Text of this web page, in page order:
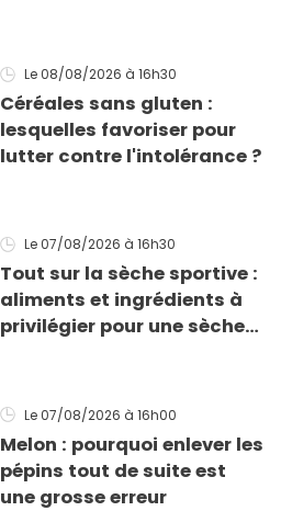
Le 08/08/2026 à 16h30
Céréales sans gluten :
lesquelles favoriser pour
lutter contre l'intolérance ?
Le 07/08/2026 à 16h30
Tout sur la sèche sportive :
aliments et ingrédients à
privilégier pour une sèche
Le 07/08/2026 à 16h00
Melon : pourquoi enlever les
pépins tout de suite est
une grosse erreur